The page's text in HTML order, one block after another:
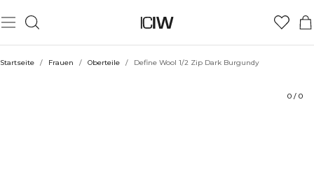
Startseite / Frauen / Oberteile / Define Wool 1/2 Zip Dark Burgundy
0 / 0